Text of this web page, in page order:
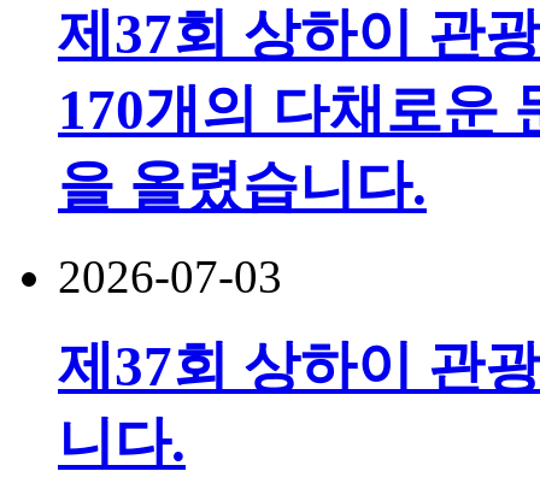
제37회 상하이 관
170개의 다채로운
을 올렸습니다.
2026-07-03
제37회 상하이 관
니다.